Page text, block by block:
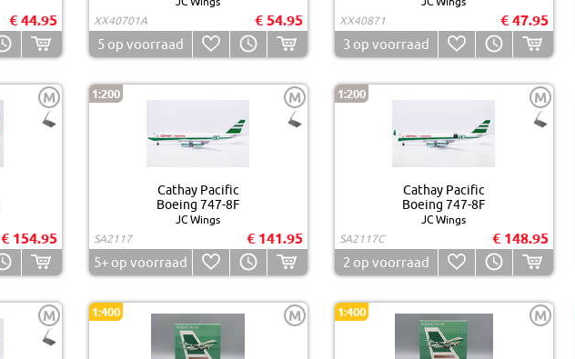
€ 44.95
XX40701A
€ 54.95
5op voorraad
XX40871
€ 47.95
3 op voorraad
M
€ 154.95
1:200 M
Cathay Pacific
Boeing 747-8F
JC Wings
SA2117
€ 141.95
5+op voorraad
1:200 M
Cathay Pacific
Boeing 747-8F
JC Wings
SA2117C
€ 148.95
2 op voorraad
M 1:400 M 1:400 M